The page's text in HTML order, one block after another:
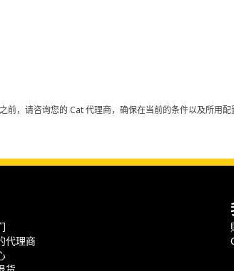
，请咨询您的 Cat 代理商，确保在当前的条件以及所用
代理商